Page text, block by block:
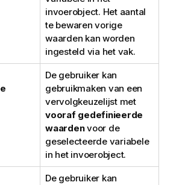
invoerobject. Het aantal
te bewaren vorige
waarden kan worden
ingesteld via het vak.
De gebruiker kan
gebruikmaken van een
vervolgkeuzelijst met
vooraf gedefinieerde
waardenvoor de
geselecteerde variabele
in het invoerobject.
De gebruiker kan